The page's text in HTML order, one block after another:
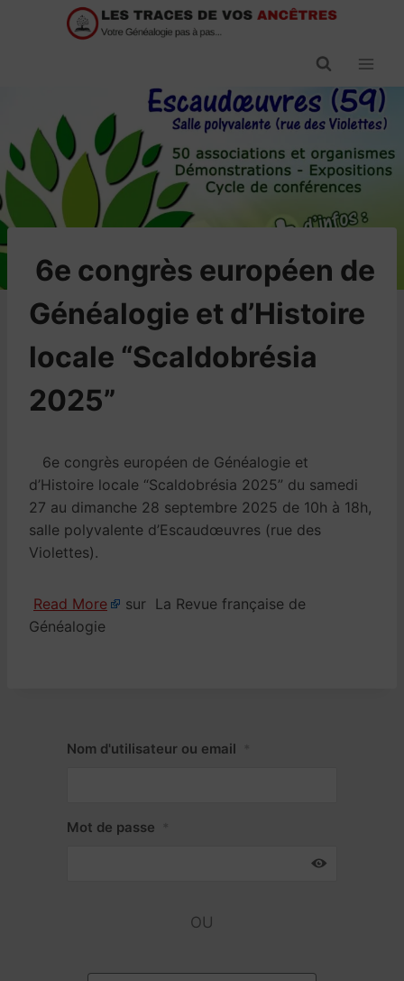
​6e congrès européen de
Généalogie et d’Histoire
locale “Scaldobrésia
2025”
6e congrès européen de Généalogie et
d’Histoire locale “Scaldobrésia 2025” du samedi
27 au dimanche 28 septembre 2025 de 10h à 18h,
salle polyvalente d’Escaudœuvres (rue des
Violettes).
Read More
sur La Revue française de
Généalogie
Nom d'utilisateur ou email
Mot de passe
OU